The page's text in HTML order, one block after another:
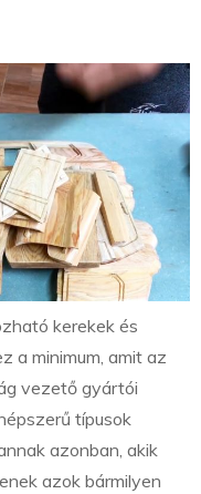
kerekek és
a minimum, amit az
vezető gyártói
típusok
azonban, akik
azok bármilyen